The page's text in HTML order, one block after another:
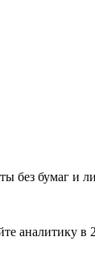
без бумаг и
аналитику в